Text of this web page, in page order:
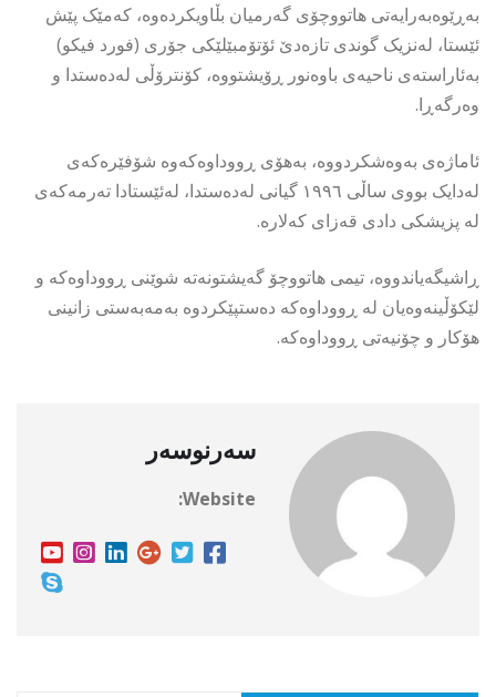
بەڕێوەبەرایەتی هاتووچۆی گەرمیان بڵاویكردەوە، کەمێک پێش
ئێستا، لەنزیک گوندی تازەدێ ئۆتۆمبێلێکی جۆری (فورد فیکو)
بەئاراستەی ناحیەی باوەنور ڕۆیشتووە، کۆنترۆڵی لەدەستدا و
وەرگەڕا.
ئاماژەی بەوەشكردووە، بەهۆی ڕووداوەكەوە شۆفێرەکەی
لەدایک بووی ساڵی ١٩٩٦ گیانی لەدەستدا، لەئێستادا تەرمەکەی
لە پزیشکی دادی قەزای کەلارە.
ڕاشیگەیاندووە، تیمی هاتووچۆ گەیشتونەتە شوێنی ڕووداوەکە و
لێکۆڵینەوەیان لە ڕووداوەکە دەستپێکردوە بەمەبەستی زانینی
هۆکار و چۆنیەتی ڕووداوەکە.
سەرنوسەر
Website: